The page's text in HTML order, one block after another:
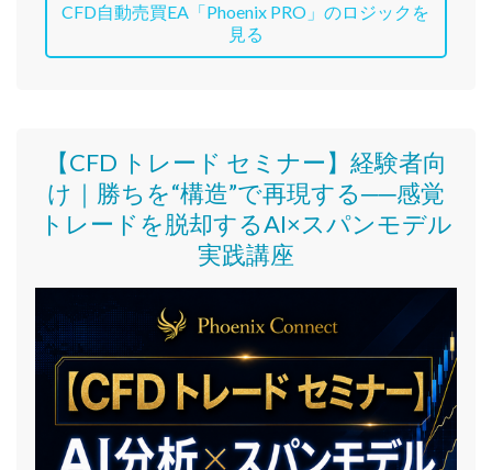
CFD自動売買EA「Phoenix PRO」のロジックを
見る
【CFD トレード セミナー】 経験者向
け｜ 勝ちを“構造”で再現する──感覚
トレードを脱却するAI×スパンモデル
実践講座